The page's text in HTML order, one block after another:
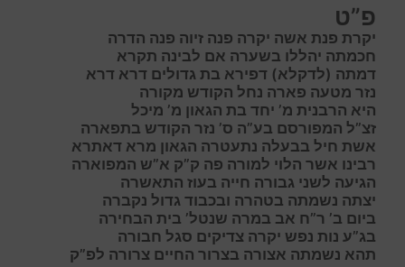
פ”ט
יקרת פנת אשה יקרה פנה זיוה פנה הדרה
חכמתה יהללו בשערה אם לבינה תקרא
דמתה (לדקלא) דפירא בת גדולים דרא דרא
נזרמטעה פארה נחל הקודש מקורה
היא הרבנית מ’ יחד בת הגאון מ’ מיכל
זצ”ל המפורסם בע”ה ס’ נזר הקודש בתפארה
אשת חיל בבעלה נתעטרה הגאון מרא דאתרא
רבינו אשר הלוי למורה פה ק”ק א”ש המפוארה
הגיעה לשני גבורה חייה בעוזהתאשרה
יצתה נשמתה בטהרה ובכבוד גדול נקברה
ביום ב’ ר”ח אב במרה שנטל’ בית הבחירה
בג”ע נות נפש יקרה צדיקים סגל חבורה
תהא נשמתה אצורה בצרור החיים צרורה לפ”ק